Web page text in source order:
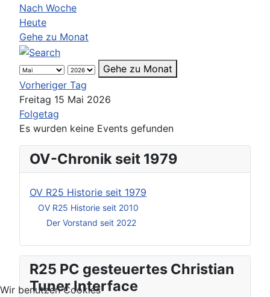
OV-Chronik seit 1979
OV R25 Historie seit 1979
OV R25 Historie seit 2010
Der Vorstand seit 2022
R25 PC gesteuertes Christian
Tuner Interface
Nach Woche
Heute
Gehe zu Monat
Gehe zu Monat
Vorheriger Tag
Freitag 15 Mai 2026
Folgetag
Es wurden keine Events gefunden
Wir benutzen Cookies